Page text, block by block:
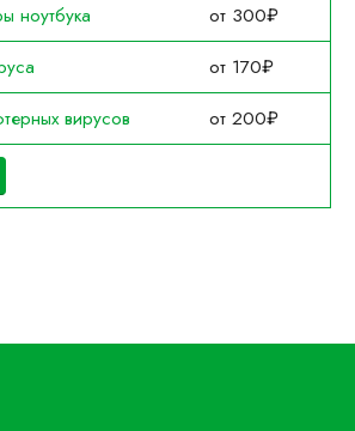
ноутбука
от 300₽
от 170₽
вирусов
от 200₽